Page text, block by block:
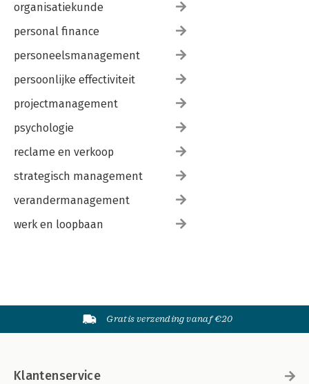
organisatiekunde
personal finance
personeelsmanagement
persoonlijke effectiviteit
projectmanagement
psychologie
reclame en verkoop
strategisch management
verandermanagement
werk en loopbaan
Gratis verzending vanaf €20
Klantenservice